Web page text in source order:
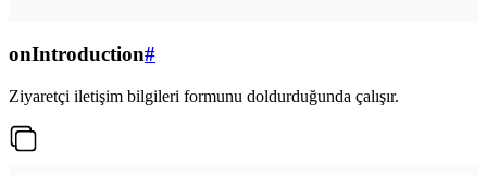
onIntroduction#
Ziyaretçi iletişim bilgileri formunu doldurduğunda çalışır.